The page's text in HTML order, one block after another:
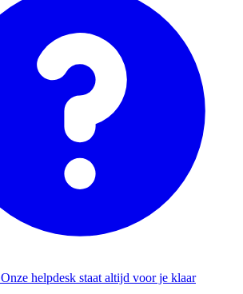
Onze helpdesk staat altijd voor je klaar